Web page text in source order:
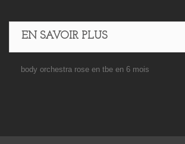
EN SAVOIR PLUS
body orchestra rose en tbe en 6 mois